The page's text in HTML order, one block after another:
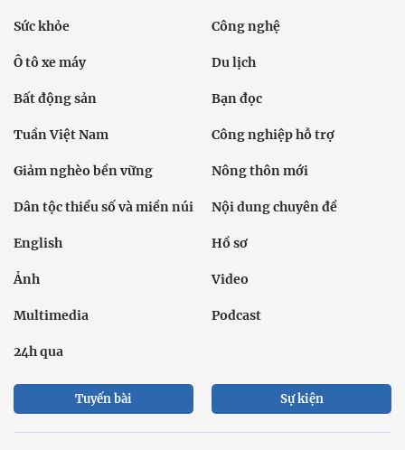
Sức khỏe Công nghệ
Ô tô xe máy Du lịch
Bất động sản Bạn đọc
Tuần Việt Nam Công nghiệp hỗ trợ
Giảm nghèo bền vững Nông thôn mới
Dân tộc thiểu số và miền núi Nội dung chuyên đề
English Hồ sơ
Ảnh Video
Multimedia Podcast
24h qua
Tuyến bài Sự kiện